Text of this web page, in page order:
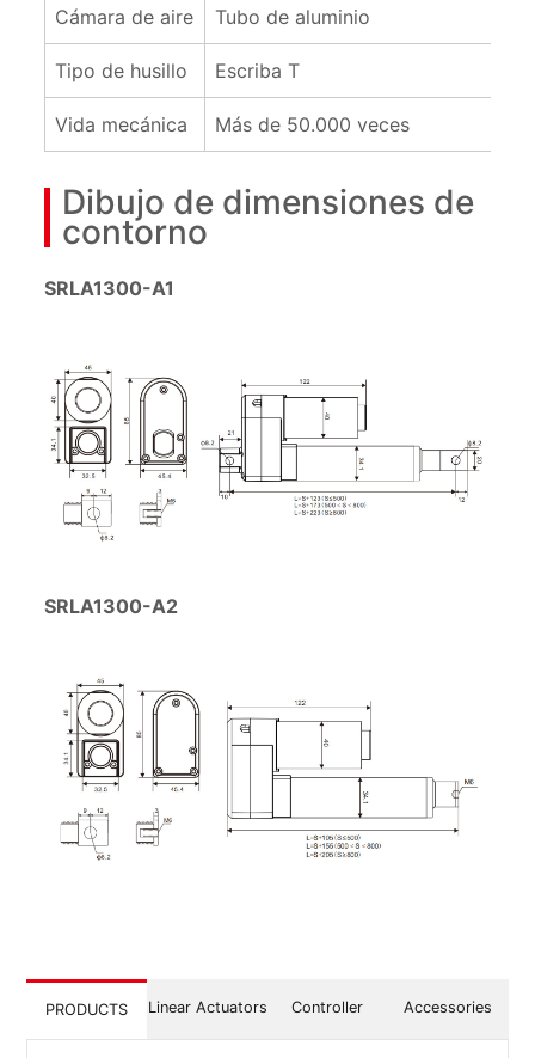
Cámara de aire Tubo de aluminio
Tipo de husillo Escriba T
Vida mecánica Más de 50.000 veces
Dibujo de dimensiones de
contorno
SRLA1300-A1
SRLA1300-A2
PRODUCTS Linear Actuators Controller Accessories